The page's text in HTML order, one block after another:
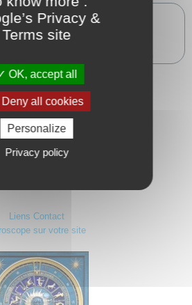
Dragon
Serpent
Cheval
services
Liens Contact
sur votre site
Privacy &
Terms site
OK, accept all
Deny all cookies
Personalize
Privacy policy